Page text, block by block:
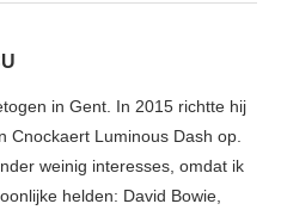
in Gent. In 2015 richtte hij
Cnockaert Luminous Dash op.
weinig interesses, omdat ik
helden: David Bowie,